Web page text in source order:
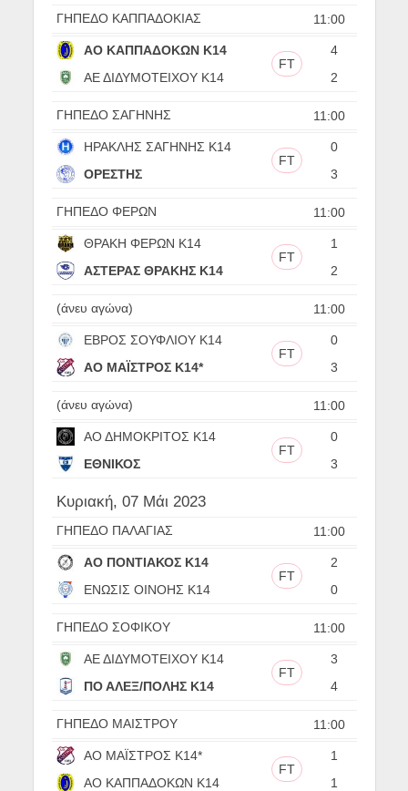
11:00
ΓΗΠΕΔΟ ΚΑΠΠΑΔΟΚΙΑΣ
ΑΟ ΚΑΠΠΑΔΟΚΩΝ Κ14
4
FT
ΑΕ ΔΙΔΥΜΟΤΕΙΧΟΥ Κ14
2
11:00
ΓΗΠΕΔΟ ΣΑΓΗΝΗΣ
ΗΡΑΚΛΗΣ ΣΑΓΗΝΗΣ Κ14
0
FT
ΟΡΕΣΤΗΣ
3
11:00
ΓΗΠΕΔΟ ΦΕΡΩΝ
ΘΡΑΚΗ ΦΕΡΩΝ Κ14
1
FT
ΑΣΤΕΡΑΣ ΘΡΑΚΗΣ Κ14
2
11:00
(άνευ αγώνα)
ΕΒΡΟΣ ΣΟΥΦΛΙΟΥ Κ14
0
FT
ΑΟ ΜΑΪΣΤΡΟΣ Κ14*
3
11:00
(άνευ αγώνα)
ΑΟ ΔΗΜΟΚΡΙΤΟΣ Κ14
0
FT
ΕΘΝΙΚΟΣ
3
Κυριακή, 07 Μάι 2023
11:00
ΓΗΠΕΔΟ ΠΑΛΑΓΙΑΣ
ΑΟ ΠΟΝΤΙΑΚΟΣ Κ14
2
FT
ΕΝΩΣΙΣ ΟΙΝΟΗΣ Κ14
0
11:00
ΓΗΠΕΔΟ ΣΟΦΙΚΟΥ
ΑΕ ΔΙΔΥΜΟΤΕΙΧΟΥ Κ14
3
FT
ΠΟ ΑΛΕΞ/ΠΟΛΗΣ Κ14
4
11:00
ΓΗΠΕΔΟ ΜΑΙΣΤΡΟΥ
ΑΟ ΜΑΪΣΤΡΟΣ Κ14*
1
FT
ΑΟ ΚΑΠΠΑΔΟΚΩΝ Κ14
1